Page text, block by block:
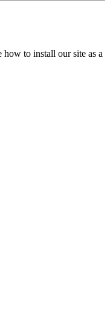
to install our site as a